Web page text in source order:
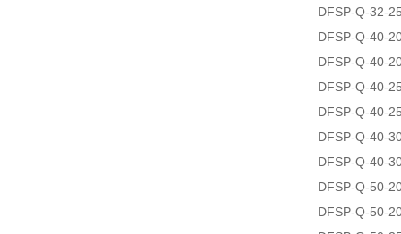
DFSP-Q-32-
DFSP-Q-40-
DFSP-Q-40-
DFSP-Q-40-
DFSP-Q-40-
DFSP-Q-40-
DFSP-Q-40-
DFSP-Q-50-
DFSP-Q-50-